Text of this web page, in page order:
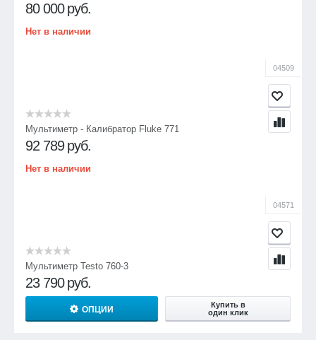
80 000 руб.
Нет в наличии
04509
Мультиметр - Калибратор Fluke 771
92 789 руб.
Нет в наличии
04571
Мультиметр Testo 760-3
23 790 руб.
ОПЦИИ
Купить в
один клик